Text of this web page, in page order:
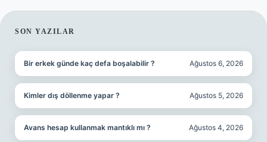
SIDEBAR
SON YAZILAR
Bir erkek günde kaç defa boşalabilir ? Ağustos 6, 2026
Kimler dış döllenme yapar ? Ağustos 5, 2026
Avans hesap kullanmak mantıklı mı ? Ağustos 4, 2026